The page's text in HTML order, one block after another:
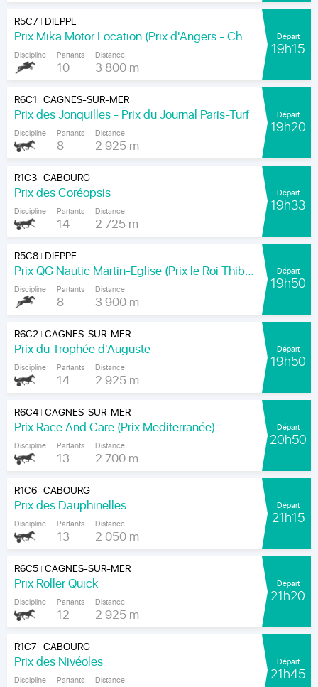
R5C7 | DIEPPE
Prix Mika Motor Location (Prix d'Angers - Chamionnat Paris-Turf des Apprentis-Jeunes-Jockeys)
Discipline Partants
10
Distance
3 800 m
Départ
19h15
R6C1 |CAGNES-SUR-MER
Prix des Jonquilles - Prix du Journal Paris-Turf
Discipline Partants
8
Distance
2 925 m
Départ
19h20
R1C3|CABOURG
Prix des Coréopsis
Discipline Partants
14
Distance
2 725 m
Départ
19h33
R5C8| DIEPPE
Prix QG Nautic Martin-Eglise (Prix le Roi Thibault)
Discipline Partants
8
Distance
3 900 m
Départ
19h50
R6C2|CAGNES-SUR-MER
Prix du Trophée d'Auguste
Discipline Partants
14
Distance
2 925 m
Départ
19h50
R6C4|CAGNES-SUR-MER
Prix Race And Care (Prix Mediterranée)
Discipline Partants
13
Distance
2 700 m
Départ
20h50
R1C6|CABOURG
Prix des Dauphinelles
Discipline Partants
13
Distance
2 050 m
Départ
21h15
R6C5|CAGNES-SUR-MER
Prix Roller Quick
Discipline Partants
12
Distance
2 925 m
Départ
21h20
R1C7 |CABOURG
Prix des Nivéoles
Discipline Partants Distance
Départ
21h45